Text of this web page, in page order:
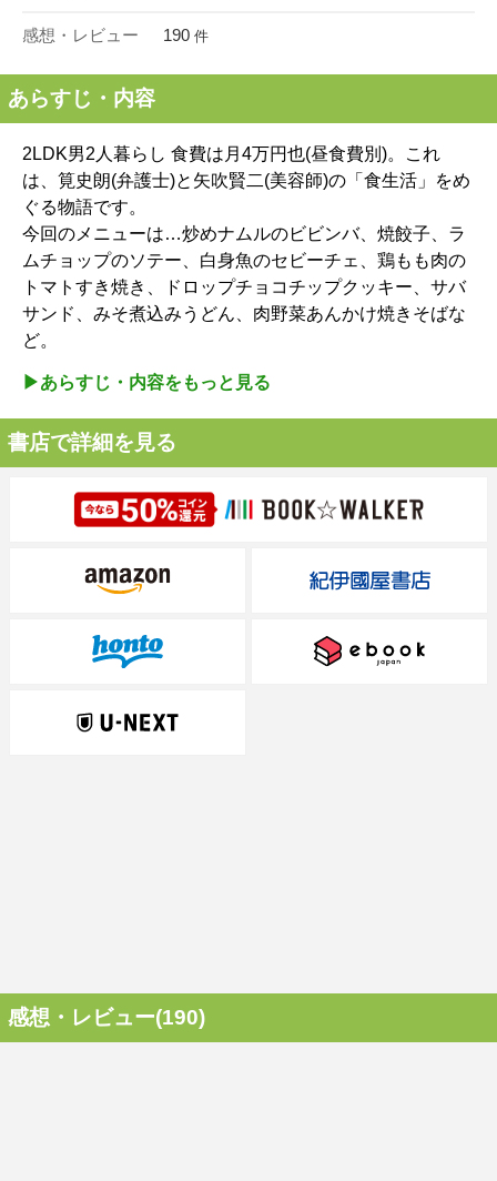
感想・レビュー 190 件
あらすじ・内容
2LDK男2人暮らし 食費は月4万円也(昼食費別)。これ
は、筧史朗(弁護士)と矢吹賢二(美容師)の「食生活」をめ
ぐる物語です。
今回のメニューは…炒めナムルのビビンバ、焼餃子、ラ
ムチョップのソテー、白身魚のセビーチェ、鶏もも肉の
トマトすき焼き、ドロップチョコチップクッキー、サバ
サンド、みそ煮込みうどん、肉野菜あんかけ焼きそばな
ど。
▶︎あらすじ・内容をもっと見る
書店で詳細を見る
感想・レビュー(190)